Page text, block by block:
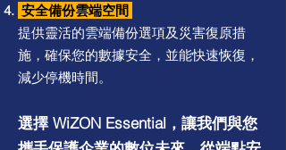
安全備份雲端空間
提供靈活的雲端備份選項及災害復原措
施，確保您的數據安全，並能快速恢復，
減少停機時間。
選擇 WiZON Essential，讓我們與您